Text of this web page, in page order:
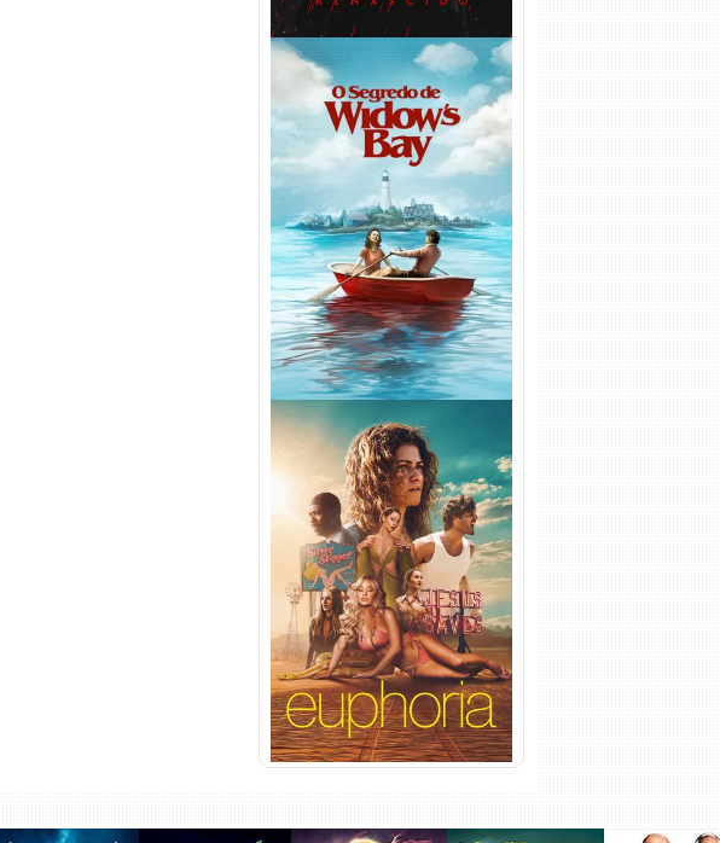
O Segredo de Widow’s Bay
1ª Temporada Torrent (2026)
WEB-DL 1080p Dual Áudio
Euphoria 3ª Temporada
Torrent (2026) WEB-DL 1080p
Dual Áudio